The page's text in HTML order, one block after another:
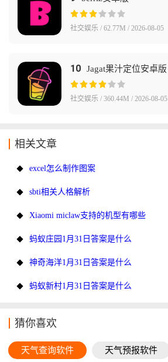
社交娱乐 / 62.77M / 2026-08-05
10 Jagat果汁定位安卓版
社交娱乐 / 360.44M / 2026-08-05
相关文章
excel怎么制作图案
sbti相关人格解析
Xiaomi miclaw支持的机型有哪些
蚂蚁庄园1月31日答案是什么
神奇海洋1月31日答案是什么
蚂蚁新村1月31日答案是什么
猜你喜欢
天气查询软件 天气预报软件